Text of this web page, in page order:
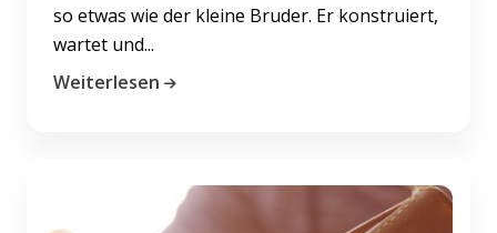
so etwas wie der kleine Bruder. Er konstruiert,
wartet und...
Weiterlesen